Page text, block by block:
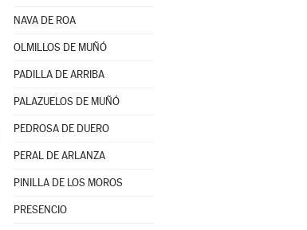
NAVA DE ROA
OLMILLOS DE MUÑÓ
PADILLA DE ARRIBA
PALAZUELOS DE MUÑÓ
PEDROSA DE DUERO
PERAL DE ARLANZA
PINILLA DE LOS MOROS
PRESENCIO